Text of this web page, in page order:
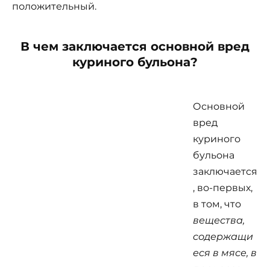
положительный.
В чем заключается основной вред
куриного бульона?
Основной
вред
куриного
бульона
заключается
, во-первых,
в том, что
вещества,
содержащи
еся в мясе, в